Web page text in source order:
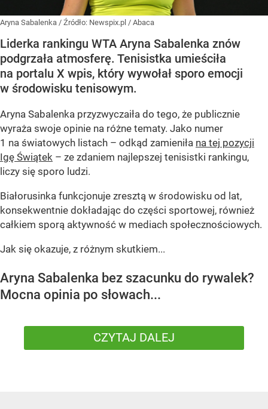
Aryna Sabalenka / Źródło: Newspix.pl / Abaca
Liderka rankingu WTA Aryna Sabalenka znów
podgrzała atmosferę. Tenisistka umieściła
na portalu X wpis, który wywołał sporo emocji
w środowisku tenisowym.
Aryna Sabalenka przyzwyczaiła do tego, że publicznie
wyraża swoje opinie na różne tematy. Jako numer
1 na światowych listach – odkąd zamieniła na tej pozycji
Igę Świątek – ze zdaniem najlepszej tenisistki rankingu,
liczy się sporo ludzi.
Białorusinka funkcjonuje zresztą w środowisku od lat,
konsekwentnie dokładając do części sportowej, również
całkiem sporą aktywność w mediach społecznościowych.
Jak się okazuje, z różnym skutkiem...
Aryna Sabalenka bez szacunku do rywalek?
Mocna opinia po słowach...
CZYTAJ DALEJ